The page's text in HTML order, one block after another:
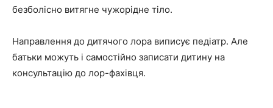
безболісно витягне чужорідне тіло.
Направлення до дитячого лора виписує педіатр. Але
батьки можуть і самостійно записати дитину на
консультацію до лор-фахівця.